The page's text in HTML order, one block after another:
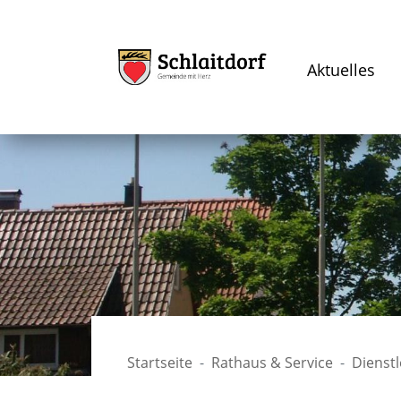
Aktuelles
Startseite Rathaus & Service